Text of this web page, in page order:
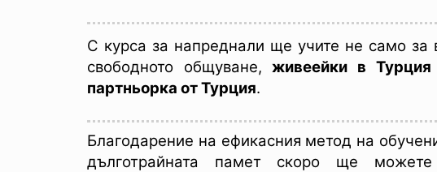
С курса за напреднали ще учите не само за
свободното общуване,живеейки в Турция
партньорка от Турция.
Благодарение на ефикасния метод на
дълготрайната памет скоро ще